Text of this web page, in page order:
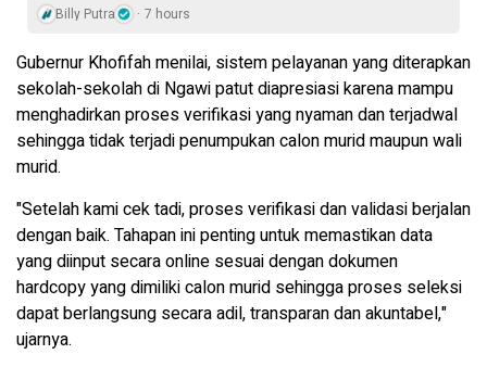
Billy Putra 7 hours
Gubernur Khofifah menilai, sistem pelayanan yang diterapkan
sekolah-sekolah di Ngawi patut diapresiasi karena mampu
menghadirkan proses verifikasi yang nyaman dan terjadwal
sehingga tidak terjadi penumpukan calon murid maupun wali
murid.
"Setelah kami cek tadi, proses verifikasi dan validasi berjalan
dengan baik. Tahapan ini penting untuk memastikan data
yang diinput secara online sesuai dengan dokumen
hardcopy yang dimiliki calon murid sehingga proses seleksi
dapat berlangsung secara adil, transparan dan akuntabel,"
ujarnya.